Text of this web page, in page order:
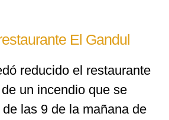
Municipios
El Gandul
reducido el restaurante
un incendio que se
las 9 de la mañana de